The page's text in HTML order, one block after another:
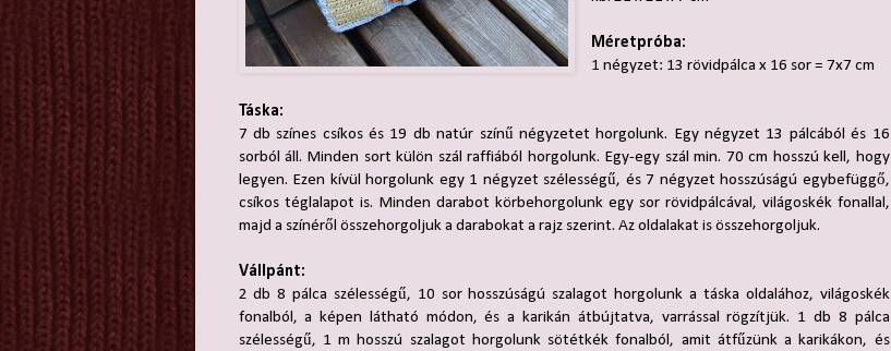
Méretpróba:
1 négyzet: 13 rövidpálca x 16 sor = 7x7 cm
Táska:
7 db színes csíkos és 19 db natúr színű négyzetet horgolunk. Egy négyzet 13 pálcából és 16
sorból áll. Minden sort külön szál raffiából horgolunk. Egy-egy szál min. 70 cm hosszú kell, hogy
legyen. Ezen kívül horgolunk egy 1 négyzet szélességű, és 7 négyzet hosszúságú egybefüggő,
csíkos téglalapot is. Minden darabot körbehorgolunk egy sor rövidpálcával, világoskék fonallal,
majd a színéről összehorgoljuk a darabokat a rajz szerint. Az oldalakat is összehorgoljuk.
Vállpánt:
2 db 8 pálca szélességű, 10 sor hosszúságú szalagot horgolunk a táska oldalához, világoskék
fonalból, a képen látható módon, és a karikán átbújtatva, varrással rögzítjük. 1 db 8 pálca
szélességű, 1 m hosszú szalagot horgolunk sötétkék fonalból, amit átfűzünk a karikákon, és